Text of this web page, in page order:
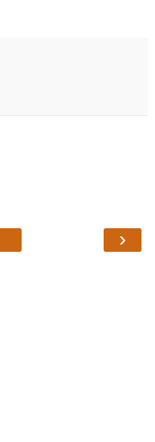
›